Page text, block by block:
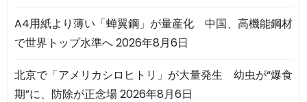
A4用紙より薄い「蝉翼鋼」が量産化 中国、高機能鋼材
で世界トップ水準へ2026年8月6日
北京で「アメリカシロヒトリ」が大量発生 幼虫が“爆食
期”に、防除が正念場2026年8月6日